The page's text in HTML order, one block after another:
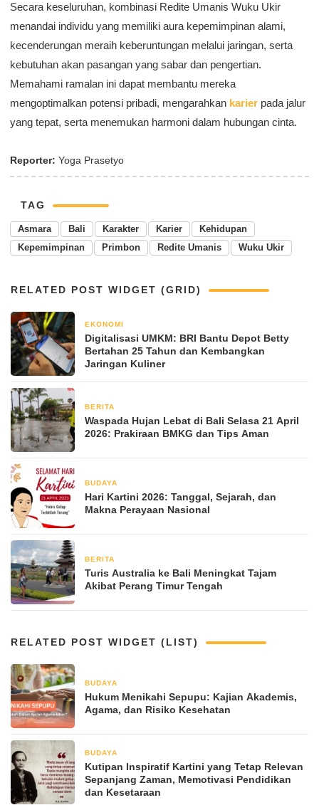
Secara keseluruhan, kombinasi Redite Umanis Wuku Ukir
menandai individu yang memiliki aura kepemimpinan alami,
kecenderungan meraih keberuntungan melalui jaringan, serta
kebutuhan akan pasangan yang sabar dan pengertian.
Memahami ramalan ini dapat membantu mereka
mengoptimalkan potensi pribadi, mengarahkan karier pada jalur
yang tepat, serta menemukan harmoni dalam hubungan cinta.
Reporter: Yoga Prasetyo
TAG
Asmara Bali Karakter Karier
Kehidupan
Kepemimpinan
Primbon Redite Umanis Wuku Ukir
RELATED POST WIDGET (GRID)
EKONOMI
Digitalisasi UMKM: BRI Bantu Depot Betty
Bertahan 25 Tahun dan Kembangkan
Jaringan Kuliner
BERITA
Waspada Hujan Lebat di Bali Selasa 21 April
2026: Prakiraan BMKG dan Tips Aman
BUDAYA
Hari Kartini 2026: Tanggal, Sejarah, dan
Makna Perayaan Nasional
BERITA
Turis Australia ke Bali Meningkat Tajam
Akibat Perang Timur Tengah
RELATED POST WIDGET (LIST)
BUDAYA
Hukum Menikahi Sepupu: Kajian Akademis,
Agama, dan Risiko Kesehatan
BUDAYA
Kutipan Inspiratif Kartini yang Tetap Relevan
Sepanjang Zaman, Memotivasi Pendidikan
dan Kesetaraan